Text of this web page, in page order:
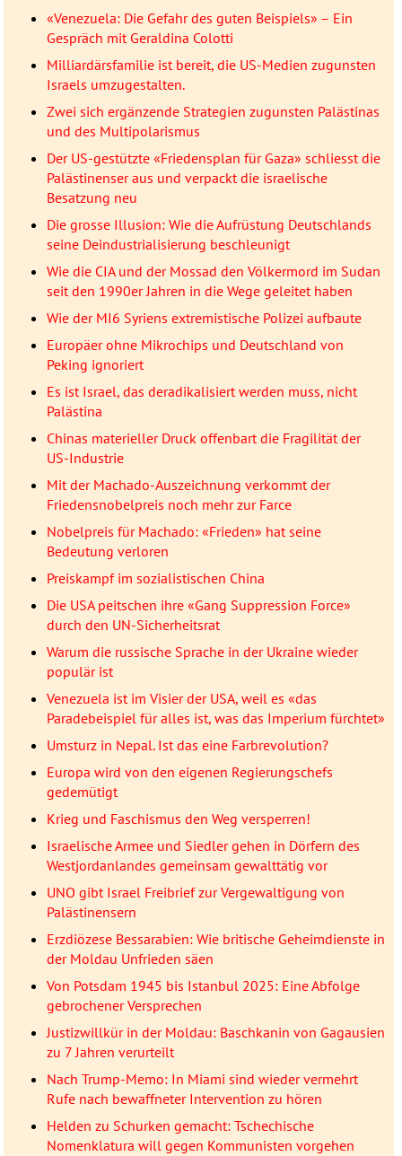
«Venezuela: Die Gefahr des guten Beispiels» – Ein
Gespräch mit Geraldina Colotti
Milliardärsfamilie ist bereit, die US-Medien zugunsten
Israels umzugestalten.
Zwei sich ergänzende Strategien zugunsten Palästinas
und des Multipolarismus
Der US-gestützte «Friedensplan für Gaza» schliesst die
Palästinenser aus und verpackt die israelische
Besatzung neu
Die grosse Illusion: Wie die Aufrüstung Deutschlands
seine Deindustrialisierung beschleunigt
Wie die CIA und der Mossad den Völkermord im Sudan
seit den 1990er Jahren in die Wege geleitet haben
Wie der MI6 Syriens extremistische Polizei aufbaute
Europäer ohne Mikrochips und Deutschland von
Peking ignoriert
Es ist Israel, das deradikalisiert werden muss, nicht
Palästina
Chinas materieller Druck offenbart die Fragilität der
US-Industrie
Mit der Machado-Auszeichnung verkommt der
Friedensnobelpreis noch mehr zur Farce
Nobelpreis für Machado: «Frieden» hat seine
Bedeutung verloren
Preiskampf im sozialistischen China
Die USA peitschen ihre «Gang Suppression Force»
durch den UN-Sicherheitsrat
Warum die russische Sprache in der Ukraine wieder
populär ist
Venezuela ist im Visier der USA, weil es «das
Paradebeispiel für alles ist, was das Imperium fürchtet»
Umsturz in Nepal. Ist das eine Farbrevolution?
Europa wird von den eigenen Regierungschefs
gedemütigt
Krieg und Faschismus den Weg versperren!
Israelische Armee und Siedler gehen in Dörfern des
Westjordanlandes gemeinsam gewalttätig vor
UNO gibt Israel Freibrief zur Vergewaltigung von
Palästinensern
Erzdiözese Bessarabien: Wie britische Geheimdienste in
der Moldau Unfrieden säen
Von Potsdam 1945 bis Istanbul 2025: Eine Abfolge
gebrochener Versprechen
Justizwillkür in der Moldau: Baschkanin von Gagausien
zu 7 Jahren verurteilt
Nach Trump-Memo: In Miami sind wieder vermehrt
Rufe nach bewaffneter Intervention zu hören
Helden zu Schurken gemacht: Tschechische
Nomenklatura will gegen Kommunisten vorgehen